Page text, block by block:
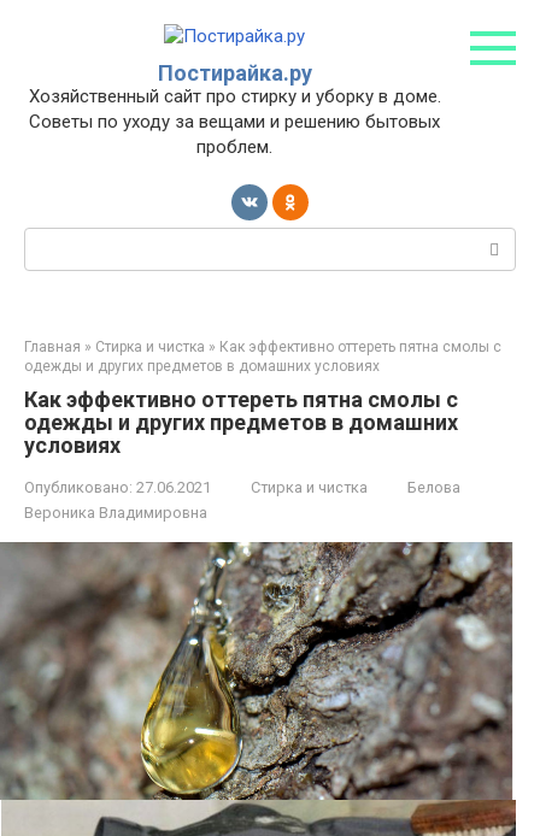
Постирайка.ру
Хозяйственный сайт про стирку и уборку в доме.
Советы по уходу за вещами и решению бытовых
проблем.
Поиск:
Главная » Стирка и чистка » Как эффективно оттереть пятна смолы с
одежды и других предметов в домашних условиях
Как эффективно оттереть пятна смолы с
одежды и других предметов в домашних
условиях
Опубликовано: 27.06.2021 Стирка и чистка
Белова
Вероника Владимировна